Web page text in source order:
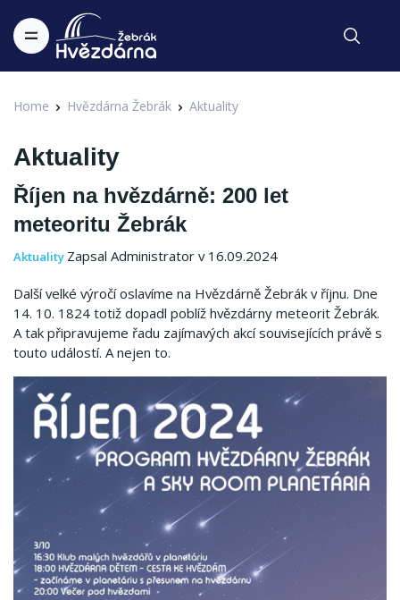
Home Hvězdárna Žebrák Aktuality
Aktuality
Říjen na hvězdárně: 200 let
meteoritu Žebrák
Aktuality Zapsal Administrator v 16.09.2024
Další velké výročí oslavíme na Hvězdárně Žebrák v říjnu. Dne
14. 10. 1824 totiž dopadl poblíž hvězdárny meteorit Žebrák.
A tak připravujeme řadu zajímavých akcí souvisejících právě s
touto událostí. A nejen to.